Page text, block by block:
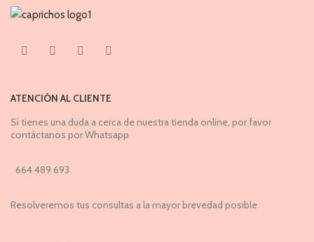
ATENCIÓN AL CLIENTE
Si tienes una duda a cerca de nuestra tienda online, por favor
contáctanos por Whatsapp
664 489 693
Resolveremos tus consultas a la mayor brevedad posible